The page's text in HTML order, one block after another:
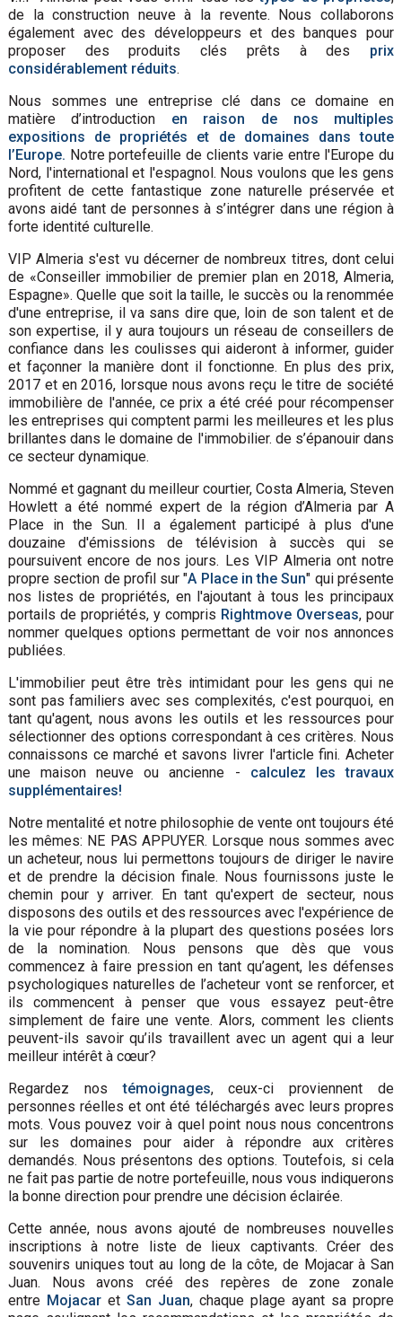
de la construction neuve à la revente. Nous collaborons
également avec des développeurs et des banques pour
proposer des produits clés prêts à des prix
considérablement réduits.
Nous sommes une entreprise clé dans ce domaine en
matière d’introduction en raison de nos multiples
expositions de propriétés et de domaines dans toute
l’Europe. Notre portefeuille de clients varie entre l'Europe du
Nord, l'international et l'espagnol. Nous voulons que les gens
profitent de cette fantastique zone naturelle préservée et
avons aidé tant de personnes à s’intégrer dans une région à
forte identité culturelle.
VIP Almeria s'est vu décerner de nombreux titres, dont celui
de «Conseiller immobilier de premier plan en 2018, Almeria,
Espagne». Quelle que soit la taille, le succès ou la renommée
d'une entreprise, il va sans dire que, loin de son talent et de
son expertise, il y aura toujours un réseau de conseillers de
confiance dans les coulisses qui aideront à informer, guider
et façonner la manière dont il fonctionne. En plus des prix,
2017 et en 2016, lorsque nous avons reçu le titre de société
immobilière de l'année, ce prix a été créé pour récompenser
les entreprises qui comptent parmi les meilleures et les plus
brillantes dans le domaine de l'immobilier. de s’épanouir dans
ce secteur dynamique.
Nommé et gagnant du meilleur courtier, Costa Almeria, Steven
Howlett a été nommé expert de la région d’Almeria par A
Place in the Sun. Il a également participé à plus d'une
douzaine d'émissions de télévision à succès qui se
poursuivent encore de nos jours. Les VIP Almeria ont notre
propre section de profil sur "A Place in the Sun" qui présente
nos listes de propriétés, en l'ajoutant à tous les principaux
portails de propriétés, y compris Rightmove Overseas, pour
nommer quelques options permettant de voir nos annonces
publiées.
L'immobilier peut être très intimidant pour les gens qui ne
sont pas familiers avec ses complexités, c'est pourquoi, en
tant qu'agent, nous avons les outils et les ressources pour
sélectionner des options correspondant à ces critères. Nous
connaissons ce marché et savons livrer l'article fini. Acheter
une maison neuve ou ancienne - calculez les travaux
supplémentaires!
Notre mentalité et notre philosophie de vente ont toujours été
les mêmes: NE PAS APPUYER. Lorsque nous sommes avec
un acheteur, nous lui permettons toujours de diriger le navire
et de prendre la décision finale. Nous fournissons juste le
chemin pour y arriver. En tant qu'expert de secteur, nous
disposons des outils et des ressources avec l'expérience de
la vie pour répondre à la plupart des questions posées lors
de la nomination. Nous pensons que dès que vous
commencez à faire pression en tant qu’agent, les défenses
psychologiques naturelles de l’acheteur vont se renforcer, et
ils commencent à penser que vous essayez peut-être
simplement de faire une vente. Alors, comment les clients
peuvent-ils savoir qu’ils travaillent avec un agent qui a leur
meilleur intérêt à cœur?
Regardez nostémoignages, ceux-ci proviennent de
personnes réelles et ont été téléchargés avec leurs propres
mots. Vous pouvez voir à quel point nous nous concentrons
sur les domaines pour aider à répondre aux critères
demandés. Nous présentons des options. Toutefois, si cela
ne fait pas partie de notre portefeuille, nous vous indiquerons
la bonne direction pour prendre une décision éclairée.
Cette année, nous avons ajouté de nombreuses nouvelles
inscriptions à notre liste de lieux captivants. Créer des
souvenirs uniques tout au long de la côte, de Mojacar à San
Juan. Nous avons créé des repères de zone zonale
entre Mojacaret San Juan, chaque plage ayant sa propre